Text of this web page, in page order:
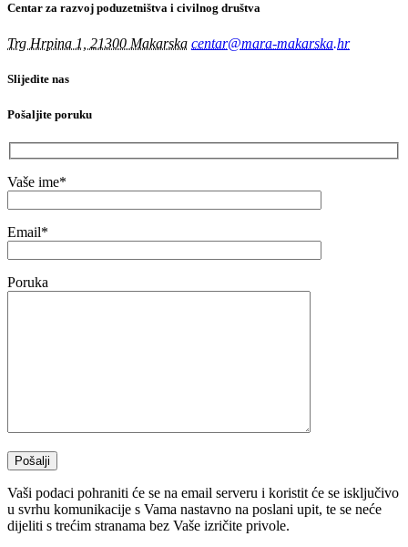
Centar za razvoj poduzetništva i civilnog društva
Trg Hrpina 1, 21300 Makarska centar@mara-makarska.hr
Slijedite nas
Pošaljite poruku
Vaše ime*
Email*
Poruka
Vaši podaci pohraniti će se na email serveru i koristit će se isključivo
u svrhu komunikacije s Vama nastavno na poslani upit, te se neće
dijeliti s trećim stranama bez Vaše izričite privole.